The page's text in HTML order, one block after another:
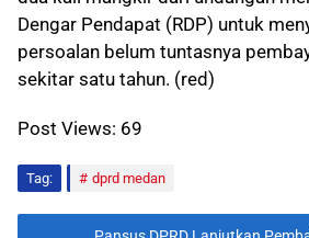
Dengar Pendapat (RDP) untuk
persoalan belum tuntasnya
sekitar satu tahun. (red)
Post Views: 69
Tag: dprd medan